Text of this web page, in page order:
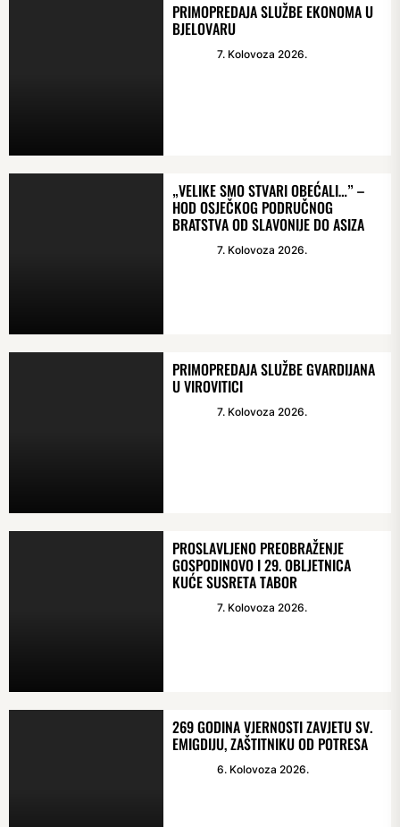
PRIMOPREDAJA SLUŽBE EKONOMA U
BJELOVARU
7. Kolovoza 2026.
„VELIKE SMO STVARI OBEĆALI…” –
HOD OSJEČKOG PODRUČNOG
BRATSTVA OD SLAVONIJE DO ASIZA
7. Kolovoza 2026.
PRIMOPREDAJA SLUŽBE GVARDIJANA
U VIROVITICI
7. Kolovoza 2026.
PROSLAVLJENO PREOBRAŽENJE
GOSPODINOVO I 29. OBLJETNICA
KUĆE SUSRETA TABOR
7. Kolovoza 2026.
269 GODINA VJERNOSTI ZAVJETU SV.
EMIGDIJU, ZAŠTITNIKU OD POTRESA
6. Kolovoza 2026.